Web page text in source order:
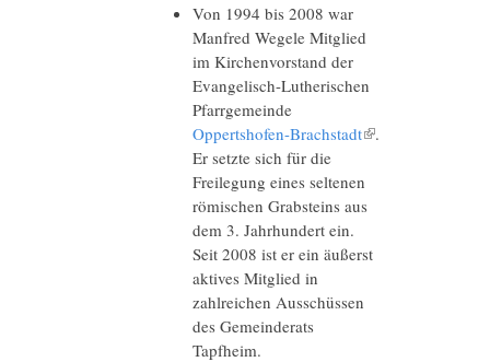
Von 1994 bis 2008 war
Manfred Wegele Mitglied
im Kirchenvorstand der
Evangelisch-Lutherischen
Pfarrgemeinde
Oppertshofen-Brachstadt(Link ist extern)
.
Er setzte sich für die
Freilegung eines seltenen
römischen Grabsteins aus
dem 3. Jahrhundert ein.
Seit 2008 ist er ein äußerst
aktives Mitglied in
zahlreichen Ausschüssen
des Gemeinderats
Tapfheim.